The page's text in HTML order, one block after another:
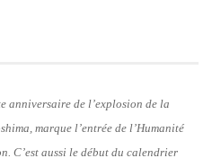
anniversaire de l’explosion de la
marque l’entrée de l’Humanité
C’est aussi le début du calendrier